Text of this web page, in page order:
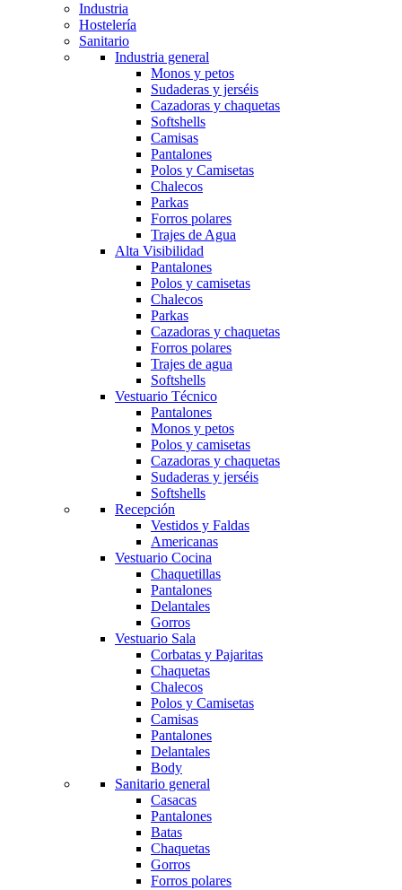
Industria
Hostelería
Sanitario
Industria general
Monos y petos
Sudaderas y jerséis
Cazadoras y chaquetas
Softshells
Camisas
Pantalones
Polos y Camisetas
Chalecos
Parkas
Forros polares
Trajes de Agua
Alta Visibilidad
Pantalones
Polos y camisetas
Chalecos
Parkas
Cazadoras y chaquetas
Forros polares
Trajes de agua
Softshells
Vestuario Técnico
Pantalones
Monos y petos
Polos y camisetas
Cazadoras y chaquetas
Sudaderas y jerséis
Softshells
Recepción
Vestidos y Faldas
Americanas
Vestuario Cocina
Chaquetillas
Pantalones
Delantales
Gorros
Vestuario Sala
Corbatas y Pajaritas
Chaquetas
Chalecos
Polos y Camisetas
Camisas
Pantalones
Delantales
Body
Sanitario general
Casacas
Pantalones
Batas
Chaquetas
Gorros
Forros polares